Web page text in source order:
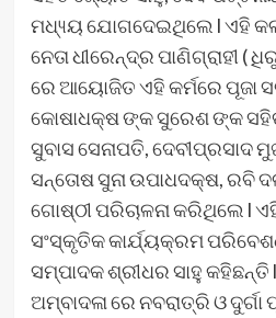
ମଧ୍ୟ୍ୟ ଯୋଗଦେଇଥିଲେ l ଏହି
ନେତା ଧୀରେନ୍ଦ୍ର ପାଣିଗ୍ରାହୀ (
ରେ ଆୟୋଜିତ ଏହି କର୍ମରେ ପୂଜା
କୋଷାଧକ୍ଷ ଙ୍କ ସୁରେଶ ଙ୍କ ସହିତ
ସୁବାସ ସେନାପତି, ଦେବୀପ୍ରସାଦ
ସନ୍ତୋଷ ସୁନା ଉପାଧଦକ୍ଷ, ରବି
ଗୋଷ୍ଠୀ ପରିଚାଳନା କରିଥିଲେ l
ସଂସ୍କୃତିକ କାର୍ଯ୍ୟକ୍ରମ
ସମ୍ପାଦକ ଶ୍ରୀଧର ସାହୁ
ଅମ୍ବାଦଳା ରେ ନବରାତ୍ରି ଓ ଦୁର୍ଗା